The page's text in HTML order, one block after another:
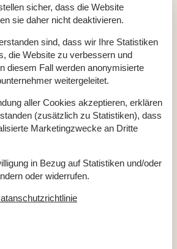
(<4 Jahre) 1
werden
sicher, dass die Website
sie daher nicht deaktivieren.
sind, dass wir Ihre Statistiken
die Website zu verbessern und
diesem Fall werden anonymisierte
weitergeleitet.
aller Cookies akzeptieren, erklären
(zusätzlich zu Statistiken), dass
Marketingzwecke an Dritte
in Bezug auf Statistiken und/oder
oder widerrufen.